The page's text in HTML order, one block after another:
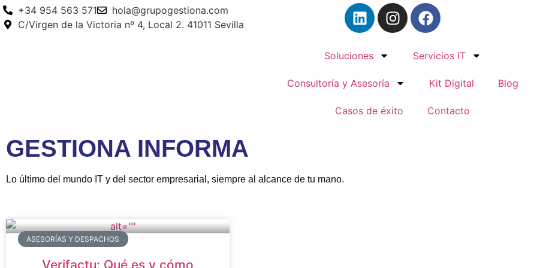
+34 954 563 571
hola@grupogestiona.com
C/Virgen de la Victoria nº 4, Local 2. 41011 Sevilla
Soluciones Servicios IT
Consultoría y Asesoría Kit Digital Blog
Casos de éxito Contacto
GESTIONA INFORMA
Lo último del mundo IT y del sector empresarial, siempre al alcance de tu mano.
ASESORÍAS Y DESPACHOS
Verifactu: Qué es y cómo